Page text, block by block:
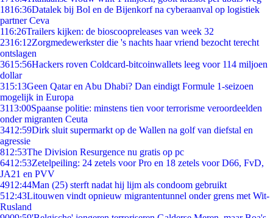
1816:36Datalek bij Bol en de Bijenkorf na cyberaanval op logistiek
partner Ceva
116:26Trailers kijken: de bioscoopreleases van week 32
2316:12Zorgmedewerkster die 's nachts haar vriend bezocht terecht
ontslagen
3615:56Hackers roven Coldcard-bitcoinwallets leeg voor 114 miljoen
dollar
315:13Geen Qatar en Abu Dhabi? Dan eindigt Formule 1-seizoen
mogelijk in Europa
3113:00Spaanse politie: minstens tien voor terrorisme veroordeelden
onder migranten Ceuta
3412:59Dirk sluit supermarkt op de Wallen na golf van diefstal en
agressie
812:53The Division Resurgence nu gratis op pc
6412:53Zetelpeiling: 24 zetels voor Pro en 18 zetels voor D66, FvD,
JA21 en PVV
4912:44Man (25) sterft nadat hij lijm als condoom gebruikt
512:43Litouwen vindt opnieuw migrantentunnel onder grens met Wit-
Rusland